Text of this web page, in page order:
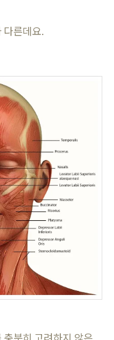
다른데요.